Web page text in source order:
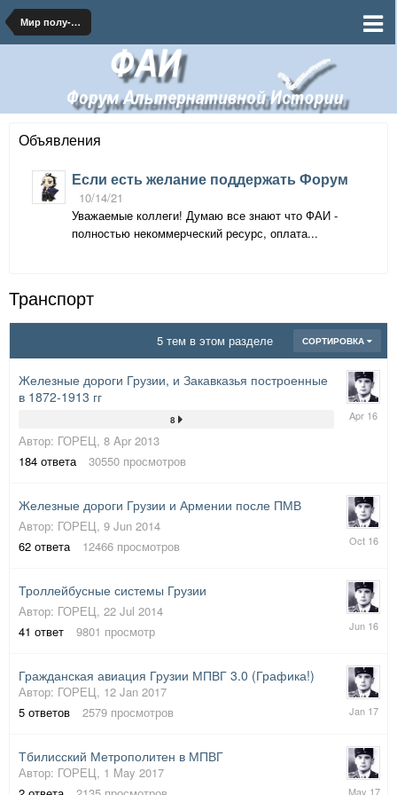
Мир полу-Великой Грузии
Объявления
Если есть желание поддержать Форум
10/14/21
Уважаемые коллеги! Думаю все знают что ФАИ -
полностью некоммерческий ресурс, оплата...
Транспорт
СОРТИРОВКА
5 тем в этом разделе
Железные дороги Грузии, и Закавказья построенные
в 1872-1913 гг
8
Автор: ГОРЕЦ, 8 Apr 2013
184 ответа 30550 просмотров
2
Apr
Железные дороги Грузии и Армении после ПМВ
Автор: ГОРЕЦ, 9 Jun 2014
62 ответа 12466 просмотров
9
Троллейбусные системы Грузии
Автор: ГОРЕЦ, 22 Jul 2014
41 ответ 9801 просмотр
19
Гражданская авиация Грузии МПВГ 3.0 (Графика!)
Автор: ГОРЕЦ, 12 Jan 2017
5 ответов 2579 просмотров
13
Тбилисский Метрополитен в МПВГ
Автор: ГОРЕЦ, 1 May 2017
1